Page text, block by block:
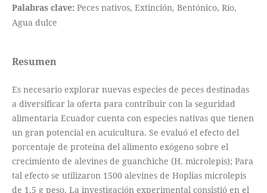
Palabras clave: Peces nativos, Extinción, Bentónico, Río,
Agua dulce
Resumen
Es necesario explorar nuevas especies de peces destinadas
a diversificar la oferta para contribuir con la seguridad
alimentaria Ecuador cuenta con especies nativas que tienen
un gran potencial en acuicultura. Se evaluó el efecto del
porcentaje de proteína del alimento exógeno sobre el
crecimiento de alevines de guanchiche (H. microlepis); Para
tal efecto se utilizaron 1500 alevines de Hoplias microlepis
de 1,5 g peso. La investigación experimental consistió en el